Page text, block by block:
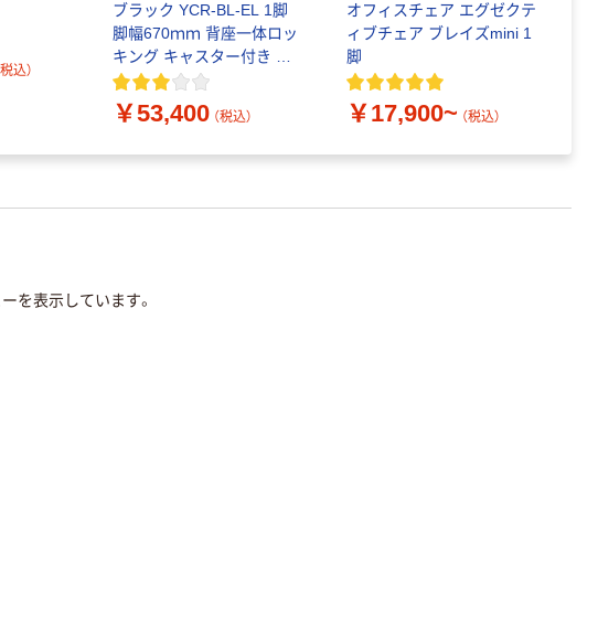
税込）
ブラック YCR-BL-EL 1脚
脚幅670ｍｍ 背座一体ロッ
キング キャスター付き 事
務椅子 オフィスチェア
￥53,400 （税込）
オフィスチェア エグゼクテ
ィブチェア ブレイズmini 1
脚
￥17,900~ （税込）
を表示しています。